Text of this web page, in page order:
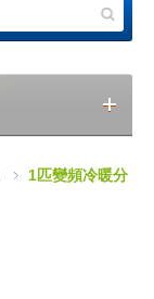
1匹變頻冷暖分